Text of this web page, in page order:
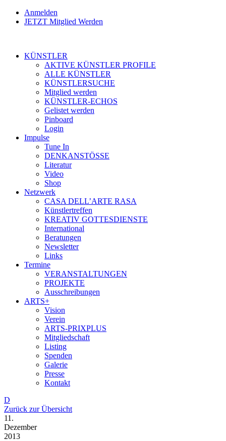
Anmelden
JETZT Mitglied Werden
KÜNSTLER
AKTIVE KÜNSTLER PROFILE
ALLE KÜNSTLER
KÜNSTLERSUCHE
Mitglied werden
KÜNSTLER-ECHOS
Gelistet werden
Pinboard
Login
Impulse
Tune In
DENKANSTÖSSE
Literatur
Video
Shop
Netzwerk
CASA DELL’ARTE RASA
Künstlertreffen
KREATIV GOTTESDIENSTE
International
Beratungen
Newsletter
Links
Termine
VERANSTALTUNGEN
PROJEKTE
Ausschreibungen
ARTS+
Vision
Verein
ARTS-PRIXPLUS
Mitgliedschaft
Listing
Spenden
Galerie
Presse
Kontakt
D
Zurück zur Übersicht
11.
Dezember
2013